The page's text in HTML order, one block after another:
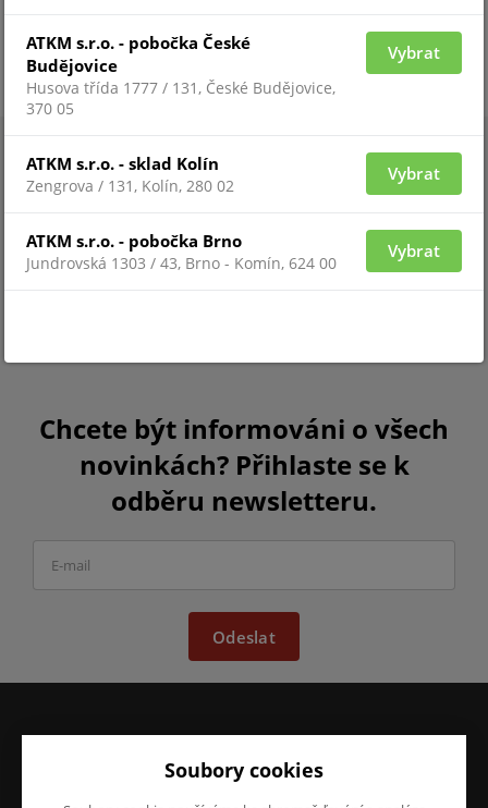
Chcete být informováni o všech
novinkách? Přihlaste se k
odběru newsletteru.
Odeslat
Obchodní podmínky
O FIRMĚ
O nás
Soubory cookies
ATKM s.r.o. - pobočka České
Budějovice
Husova třída 1777 / 131, České Budějovice,
370 05
Vybrat
ATKM s.r.o. - sklad Kolín
Zengrova / 131, Kolín, 280 02
Vybrat
ATKM s.r.o. - pobočka Brno
Jundrovská 1303 / 43, Brno - Komín, 624 00
Vybrat